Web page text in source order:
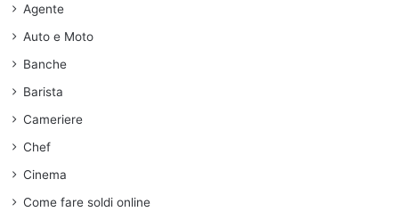
Agente
Auto e Moto
Banche
Barista
Cameriere
Chef
Cinema
Come fare soldi online